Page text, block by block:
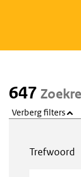
647
Verberg filters
Trefwoord